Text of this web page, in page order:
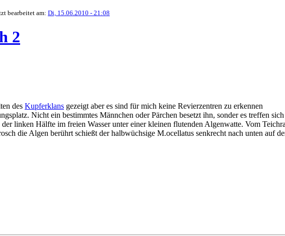
bearbeitet am: Di, 15.06.2010 - 21:08
2
des Kupferklans gezeigt aber es sind für mich keine Revierzentren zu erkennen
Nicht ein bestimmtes Männchen oder Pärchen besetzt ihn, sonder es treffen
der linken Hälfte im freien Wasser unter einer kleinen flutenden Algenwatte. Vom
die Algen berührt schießt der halbwüchsige M.ocellatus senkrecht nach unten auf